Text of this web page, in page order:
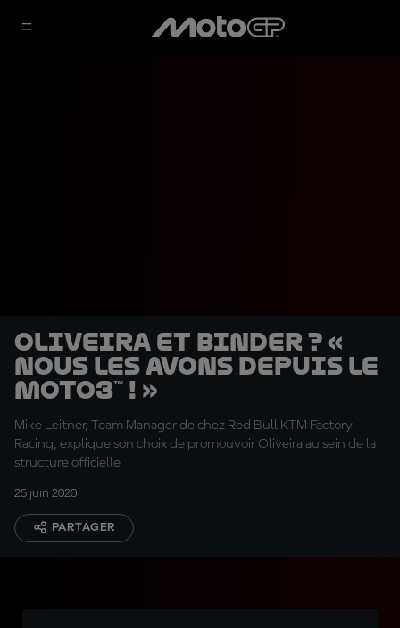
Oliveira et Binder ? «
Nous les avons depuis le
Moto3™ ! »
Mike Leitner, Team Manager de chez Red Bull KTM Factory
Racing, explique son choix de promouvoir Oliveira au sein de la
structure officielle
25 juin 2020
PARTAGER